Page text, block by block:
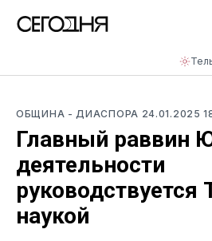
ОБЩИНА - ДИАСПОРА 24.01.2025
Главный раввин
деятельности
руководствуется
наукой